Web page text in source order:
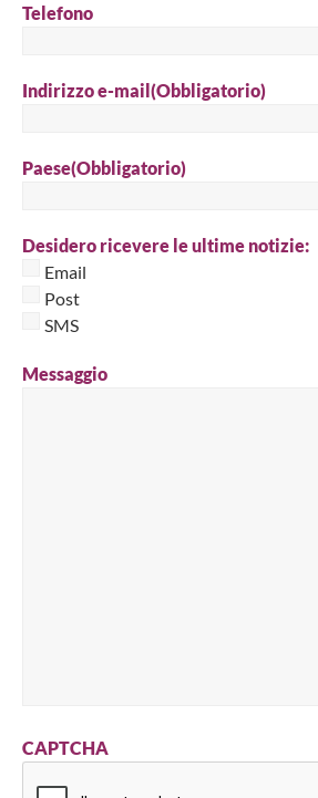
Telefono
Indirizzo e-mail(Obbligatorio)
Paese(Obbligatorio)
Desidero ricevere le ultime notizie:
Email
Post
SMS
Messaggio
CAPTCHA